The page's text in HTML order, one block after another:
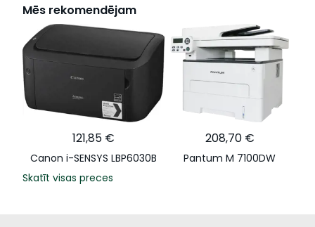
Mēs rekomendējam
121,85 €
Canon i-SENSYS LBP6030B
208,70 €
Pantum M 7100DW
Skatīt visas preces